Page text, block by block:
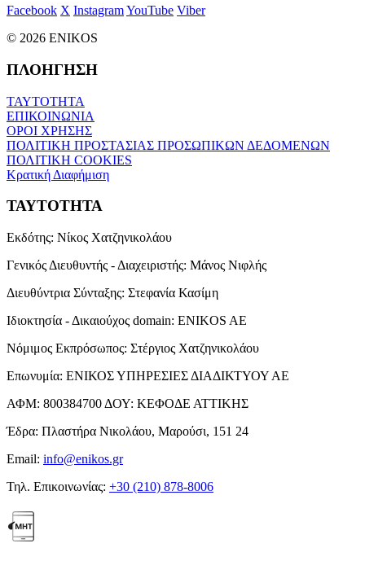
Facebook X InstagramYouTube Viber
© 2026 ENIKOS
ΠΛΟΗΓΗΣΗ
ΤΑΥΤΟΤΗΤΑ
ΕΠΙΚΟΙΝΩΝΙΑ
ΟΡΟΙ ΧΡΗΣΗΣ
ΠΟΛΙΤΙΚΗ ΠΡΟΣΤΑΣΙΑΣ ΠΡΟΣΩΠΙΚΩΝ ΔΕΔΟΜΕΝΩΝ
ΠΟΛΙΤΙΚΗ COOKIES
Κρατική Διαφήμιση
ΤΑΥΤΟΤΗΤΑ
Εκδότης: Νίκος Χατζηνικολάου
Γενικός Διευθυντής - Διαχειριστής: Μάνος Νιφλής
Διευθύντρια Σύνταξης: Στεφανία Κασίμη
Ιδιοκτησία - Δικαιούχος domain: ENIKOS AE
Νόμιμος Εκπρόσωπος: Στέργιος Χατζηνικολάου
Επωνυμία: ΕΝΙΚΟΣ ΥΠΗΡΕΣΙΕΣ ΔΙΑΔΙΚΤΥΟΥ ΑΕ
ΑΦΜ: 800384700 ΔΟΥ: ΚΕΦΟΔΕ ΑΤΤΙΚΗΣ
Έδρα: Πλαστήρα Νικολάου, Μαρούσι, 151 24
Email: info@enikos.gr
Τηλ. Επικοινωνίας: +30 (210) 878-8006